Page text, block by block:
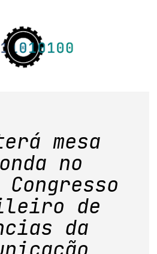
somos
em periódicos
de eventos
de livros
editorial
mesa
no
de
da